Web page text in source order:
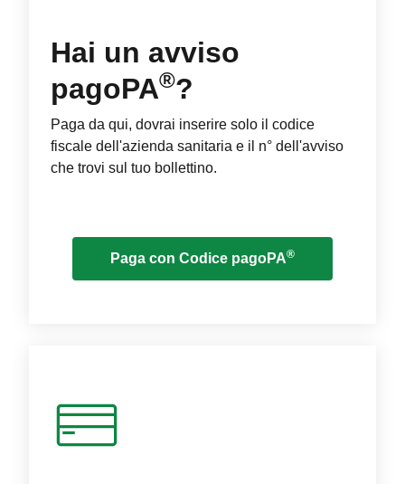
Hai un avviso
pagoPA®?
Paga da qui, dovrai inserire solo il codice
fiscale dell'azienda sanitaria e il n° dell'avviso
che trovi sul tuo bollettino.
Paga con Codice pagoPA®